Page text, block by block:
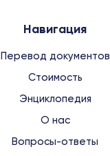
Навигация
Перевод документов
Стоимость
Энциклопедия
О нас
Вопросы-ответы